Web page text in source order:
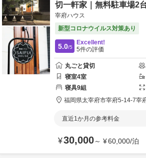
切一軒家｜無料駐車場2
宰府ハウス
新型コロナウイルス対策あり
5.0/5
Excellent!
5件の評価
丸ごと貸切
寝室4室
寝具9組
福岡県太宰府市宰府5-14-7宰
直近1か月の参考料金
¥30,000～ ¥60,000/泊